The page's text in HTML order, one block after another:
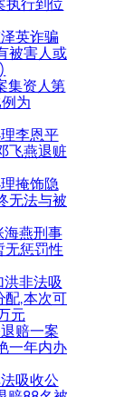
英诈骗
被害人或
集资人第
为
李恩平
飞燕退赃
掩饰隐
无法与被
海燕刑事
无惩罚性
非法吸
配,本次可
元
赔一案
一年内办
吸收公